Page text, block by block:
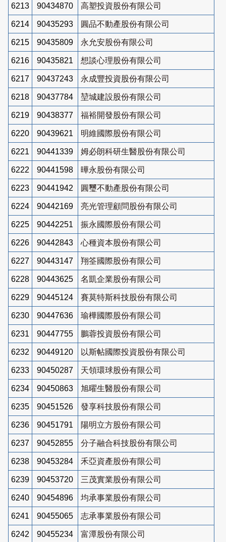
6213 90434870 高塑投資股份有限公司
6214 90435293 圓品不動產股份有限公司
6215 90435809 永允安股份有限公司
6216 90435821 想談心理股份有限公司
6217 90437243 永成豐投資股份有限公司
6218 90437784 堃城建設股份有限公司
6219 90438377 福裕開發股份有限公司
6220 90439621 明維國際股份有限公司
6221 90441339 姆必朗科研生醫股份有限公司
6222 90441598 曄永股份有限公司
6223 90441942 圓璽不動產股份有限公司
6224 90442169 亮光管理顧問股份有限公司
6225 90442251 振永國際股份有限公司
6226 90442843 心種資本股份有限公司
6227 90443147 翔筌國際股份有限公司
6228 90443625 名凱企業股份有限公司
6229 90445124 賽莫特斯科技股份有限公司
6230 90447636 瑜樺國際股份有限公司
6231 90447755 鵬蓉投資股份有限公司
6232 90449120 以斯帖國際投資股份有限公司
6233 90450287 天領環球股份有限公司
6234 90450863 旭曜生醫股份有限公司
6235 90451526 發享科技股份有限公司
6236 90451791 陽明立方股份有限公司
6237 90452855 分子融合科技股份有限公司
6238 90453284 禾亞資產股份有限公司
6239 90453720 三茂實業股份有限公司
6240 90454896 均承事業股份有限公司
6241 90455065 志承事業股份有限公司
6242 90455234 富潭股份有限公司